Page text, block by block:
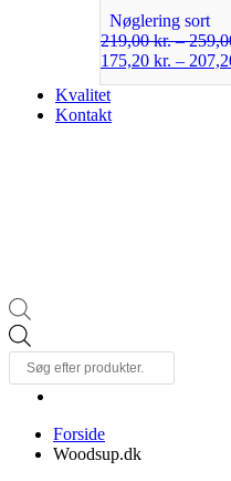
Nøglering sort
219,00kr.–
175,20 kr. –
Kvalitet
Kontakt
search
Forside
Woodsup.dk